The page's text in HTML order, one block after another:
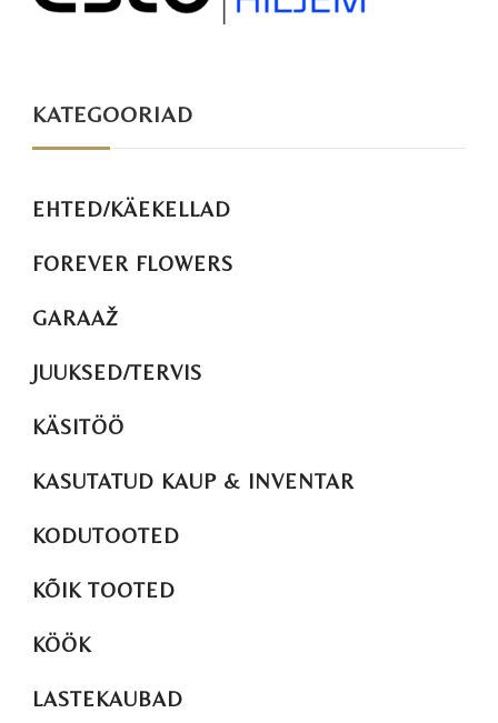
KATEGOORIAD
EHTED/KÄEKELLAD
FOREVER FLOWERS
GARAAŽ
JUUKSED/TERVIS
KÄSITÖÖ
KASUTATUD KAUP & INVENTAR
KODUTOOTED
KÕIK TOOTED
KÖÖK
LASTEKAUBAD